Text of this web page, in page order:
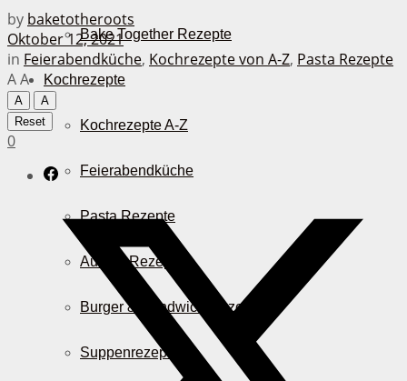
Bake Together Rezepte
Kochrezepte
Kochrezepte A-Z
Feierabendküche
Pasta Rezepte
Auflauf Rezepte
Burger & Sandwich Rezepte
Suppenrezepte
by baketotheroots
Oktober 12, 2021
in Feierabendküche, Kochrezepte von A-Z, Pasta Rezepte
AA
A
A
Reset
0